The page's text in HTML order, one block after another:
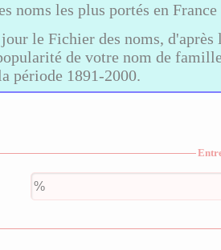
noms les plus portés en
le Fichier des noms,
de votre nom de
période 1891-2000.